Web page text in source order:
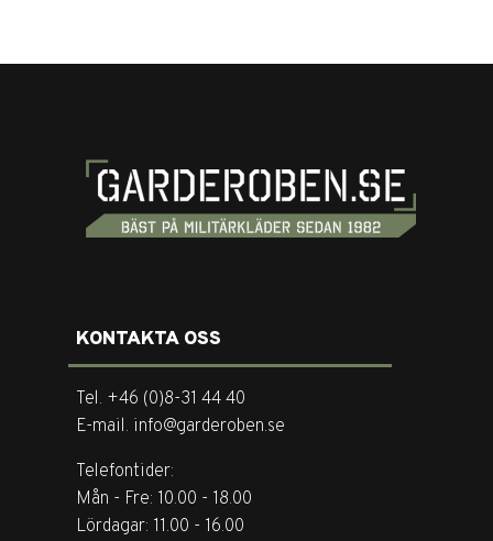
KONTAKTA OSS
Tel. +46 (0)8-31 44 40
E-mail. info@garderoben.se
Telefontider:
Mån - Fre: 10.00 - 18.00
Lördagar: 11.00 - 16.00